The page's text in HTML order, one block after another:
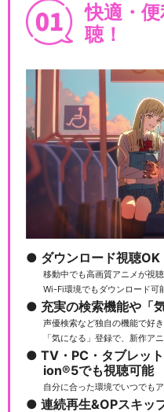
快適・
聴！
ダウンロード視聴OK
移動中でも高画質アニメが視
Wi-Fi環境でもダウンロード可
充実の検索機能や「
声優検索など独自の機能で好
「気になる」登録で、新作ア
TV・PC・タブレッ
ion®5でも視聴可能
自分に合った環境でいつでも
連続再生&OPスキッ